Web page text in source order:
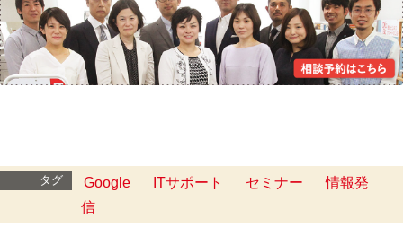
タグ Google ITサポート セミナー
情報発
信